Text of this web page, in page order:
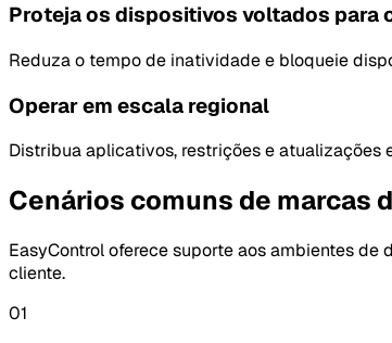
Proteja os dispositivos voltados para
Reduza o tempo de inatividade e bloqueie
Operar em escala regional
Distribua aplicativos, restrições e atualizações
Cenários comuns de marcas
EasyControl oferece suporte aos ambientes
cliente.
01